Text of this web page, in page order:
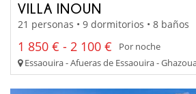
VILLA INOUN
21 personas • 9 dormitorios • 8 baños
1 850 € - 2 100 €
Por noche
Essaouira - Afueras de Essaouira -